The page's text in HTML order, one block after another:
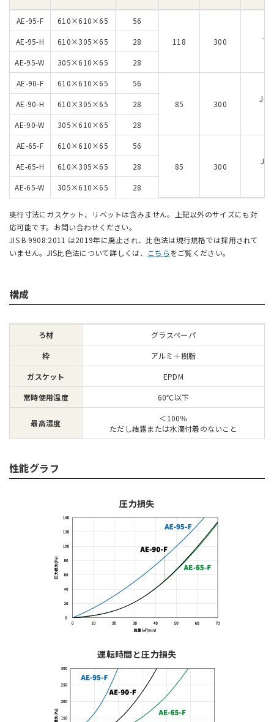
AE-95-F 610×610×65
56
118
300
J-
AE-95-H 610×305×65
28
AE-95-W
305×610×65
28
AE-90-F
610×610×65
56
85
300
J-
AE-90-H 610×305×65
28
AE-90-W
305×610×65
28
AE-65-F
610×610×65
56
85
300
J-
AE-65-H 610×305×65
28
AE-65-W
305×610×65 28
奥行寸法にガスケット、リベットは含みません。上記以外のサイズにも対
応可能です。お問い合わせください。
JIS B 9908:2011 は2019年に廃止され、比色法は現行規格では採用されて
いません。JIS比色法について詳しくは、
こちらをご覧ください。
構成
ろ材
グラスペーパ
枠
アルミ＋樹脂
ガスケット
EPDM
常時使用温度
60℃以下
最高湿度
＜100％
ただし結露または水滴付着のないこと
性能グラフ
圧力損失
運転時間と圧力損失